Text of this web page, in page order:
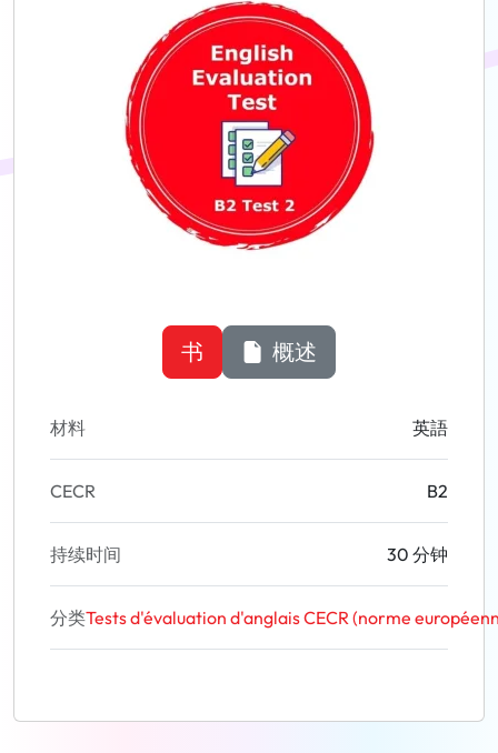
书 概述
材料 英語
CECR B2
持续时间 30 分钟
分类Tests d'évaluation d'anglais CECR (norme